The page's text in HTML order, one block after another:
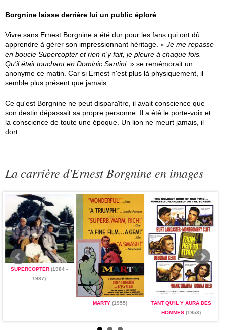
Borgnine laisse derrière lui un public éploré
Vivre sans Ernest Borgnine a été dur pour les fans qui ont dû
apprendre à gérer son impressionnant héritage. « Je me repasse
en boucle Supercopter et rien n'y fait, je pleure à chaque fois.
Qu'il était touchant en Dominic Santini. » se remémorait un
anonyme ce matin. Car si Ernest n'est plus là physiquement, il
semble plus présent que jamais.
Ce qu'est Borgnine ne peut disparaître, il avait conscience que
son destin dépassait sa propre personne. Il a été le porte-voix et
la conscience de toute une époque. Un lion ne meurt jamais, il
dort.
La carrière d'Ernest Borgnine en images
SUPERCOPTER (1984 -
1987)
MARTY (1955)
TANT QU'IL Y AURA DES
HOMMES (1953)